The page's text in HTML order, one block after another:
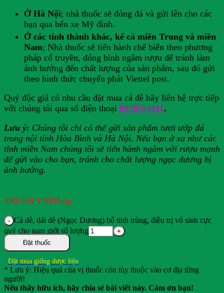
Ở Hà Nội; nhà thuốc sẽ đóng đá và gửi lên cho các
bạn qua bến xe Mỹ đình.
Ở các tỉnh thành khác, kể cả miền Trung và miền
Nam; Nhà thuốc sẽ tiến hành chế biến theo phương
pháp cổ truyền, đóng bình ngâm rượu để tránh làm
ảnh hưởng đến chất lượng của sản phẩm, sau đó gửi
theo hình thức chuyển phát Viettel post.
Quý độc giả có nhu cầu đặt mua cá đê hãy liên hệ trực tiếp
với chúng tôi qua số điện thoại 0978784411.
Lưu ý: Chúng tôi chỉ có thể gửi sản phẩm tươi ướp đá
trong nội tỉnh Hòa Bình và Hà Nội. Nếu bạn ở xa như các
tỉnh miền Nam chúng tôi sẽ tiến hành ngâm với rượu mạnh
để gửi vào cho bạn, tránh cho chất lượng ngọc dương bị
ảnh hưởng.
390.000 VND/hộp
Cà dê, dái dê (Ngọc Dương) bổ tinh trùng, điều trị vô sinh cực
quý cho nam giới số lượng
Đặt thuốc
Đặt mua giống dược liệu
* Lưu ý: Hiệu quả của vị thuốc còn tùy thuộc vào cơ địa từng
người!
Nếu thấy hữu ích, hãy chia sẻ bài viết này. Cảm ơn bạn!